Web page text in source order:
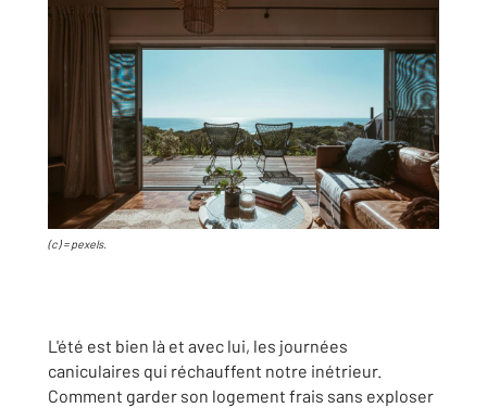
(c) = pexels.
L'été est bien là et avec lui, les journées
caniculaires qui réchauffent notre inétrieur.
Comment garder son logement frais sans exploser